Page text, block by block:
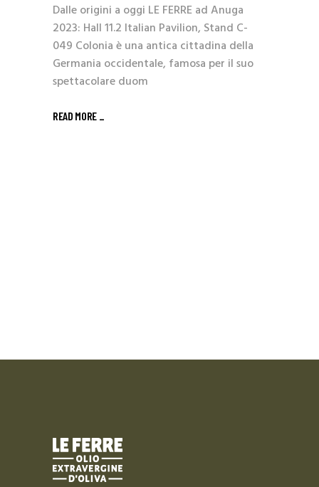
Dalle origini a oggi LE FERRE ad Anuga
2023: Hall 11.2 Italian Pavilion, Stand C-
049 Colonia è una antica cittadina della
Germania occidentale, famosa per il suo
spettacolare duom
READ MORE _